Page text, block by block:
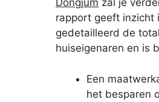
Dongjum zal je
rapport geeft inzicht
gedetailleerd de
huiseigenaren en is
Een
het besparen